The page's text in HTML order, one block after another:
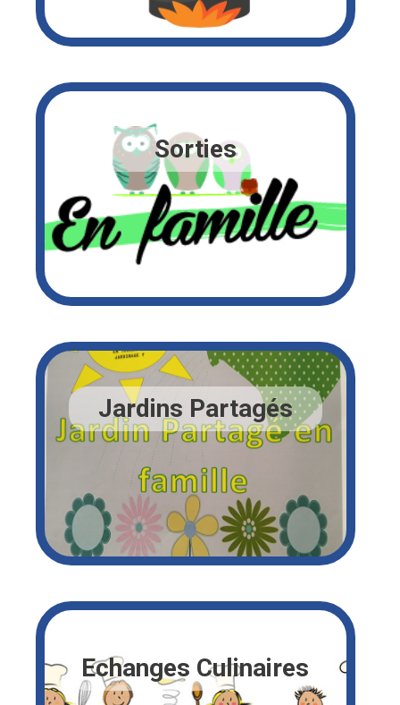
Sorties
Jardins Partagés
Echanges Culinaires